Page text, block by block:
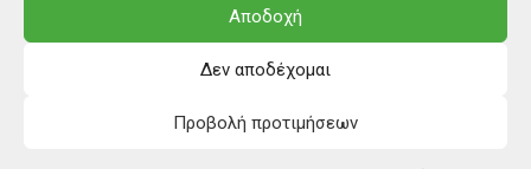
Αποδοχή
Δεν αποδέχομαι
Προβολή προτιμήσεων
© Copyright: Ethos Media S.A.